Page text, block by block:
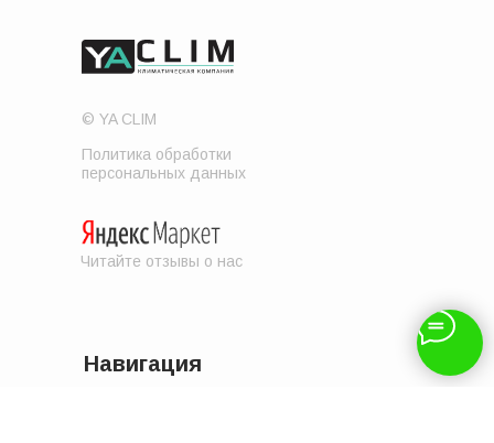
Навигация
© YA CLIM
Политика обработки
персональных данных
Читайте отзывы о нас